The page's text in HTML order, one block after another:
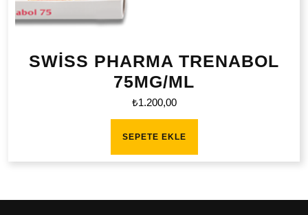
SWİSS PHARMA TRENABOL
75MG/ML
₺1.200,00
SEPETE EKLE